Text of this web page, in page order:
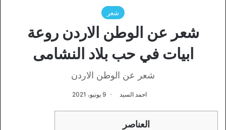
شعر
شعر عن الوطن الاردن روعة
ابيات في حب بلاد النشامى
شعر عن الوطن الاردن
احمد السيد 9 يونيو، 2021
العناصر